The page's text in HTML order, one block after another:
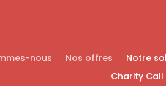
nous Nos offres Notre
Charity Call